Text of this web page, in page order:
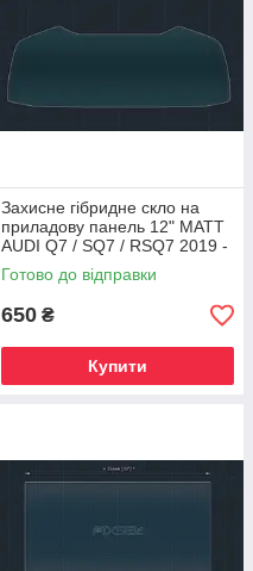
Захисне гібридне скло на
приладову панель 12" MATT
AUDI Q7 / SQ7 / RSQ7 2019 -
2024
Готово до відправки
650 ₴
Купити